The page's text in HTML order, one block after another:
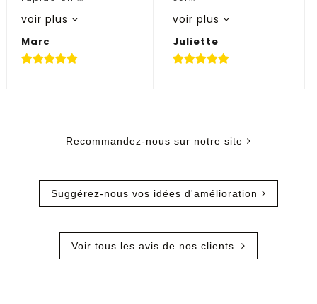
voir plus
Marc
voir plus
Juliette
Recommandez-nous sur notre site
Suggérez-nous vos idées d'amélioration
Voir tous les avis de nos clients